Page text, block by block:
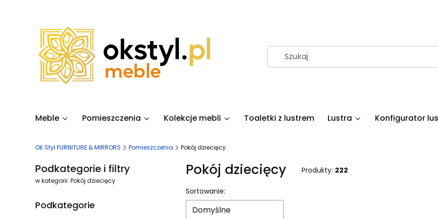
Meble Pomieszczenia Kolekcje mebli Toaletki z lustrem Lustra Konfigurator
OK Styl FURNITURE & MIRRORS Pomieszczenia Pokój dziecięcy
Podkategorie i filtry
w kategorii: Pokój dziecięcy
Podkategorie
Pokój dziecięcy Produkty: 222
Lista produktów
Sortowanie:
Domyślne